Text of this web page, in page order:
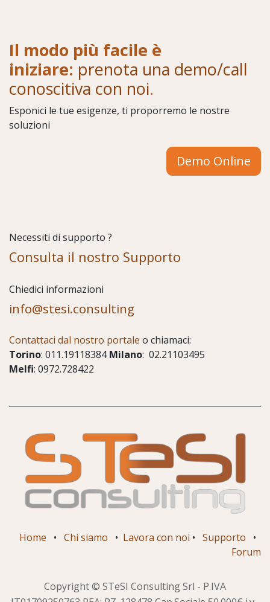
Il modo più facile è
iniziare: prenota una demo/call
conoscitiva con noi.
Esponici le tue esigenze, ti proporremo le nostre
soluzioni
Demo Online
Necessiti di supporto ?
Consulta il nostro Supporto
Chiedici informazioni
info@stesi.consulting
Contattaci dal nostro portale o chiamaci:
Torino: 011.19118384Milano: 02.21103495
Melfi: 0972.728422
Home • Chi siamo • Lavora con noi • Supporto
•
Forum
Copyright © STeSI Consulting Srl - P.IVA